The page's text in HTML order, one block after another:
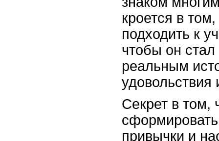
кроется в
подходить к
чтобы он
реальным
удовольствия
Секрет в том,
привычки и